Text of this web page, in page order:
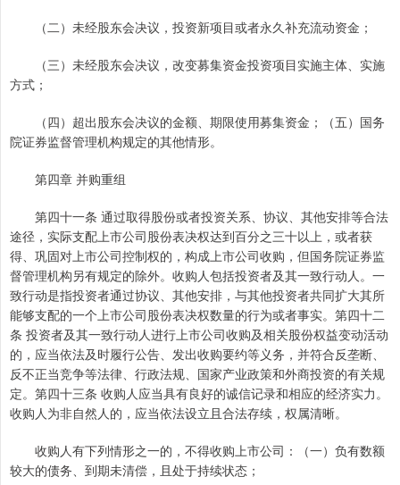
（二）未经股东会决议，投资新项目或者永久补充流动资金；
（三）未经股东会决议，改变募集资金投资项目实施主体、实施
方式；
（四）超出股东会决议的金额、期限使用募集资金；（五）国务
院证券监督管理机构规定的其他情形。
第四章 并购重组
第四十一条 通过取得股份或者投资关系、协议、其他安排等合法
途径，实际支配上市公司股份表决权达到百分之三十以上，或者获
得、巩固对上市公司控制权的，构成上市公司收购，但国务院证券监
督管理机构另有规定的除外。收购人包括投资者及其一致行动人。一
致行动是指投资者通过协议、其他安排，与其他投资者共同扩大其所
能够支配的一个上市公司股份表决权数量的行为或者事实。第四十二
条 投资者及其一致行动人进行上市公司收购及相关股份权益变动活动
的，应当依法及时履行公告、发出收购要约等义务，并符合反垄断、
反不正当竞争等法律、行政法规、国家产业政策和外商投资的有关规
定。第四十三条 收购人应当具有良好的诚信记录和相应的经济实力。
收购人为非自然人的，应当依法设立且合法存续，权属清晰。
收购人有下列情形之一的，不得收购上市公司：（一）负有数额
较大的债务、到期未清偿，且处于持续状态；